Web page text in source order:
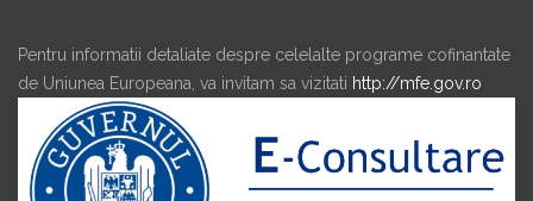
Pentru informatii detaliate despre celelalte programe cofinantate
de Uniunea Europeana, va invitam sa vizitati http://mfe.gov.ro